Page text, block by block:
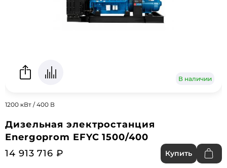
В наличии
1200 кВт / 400 В
Дизельная электростанция
Energoprom EFYC 1500/400
14 913 716 ₽
Купить